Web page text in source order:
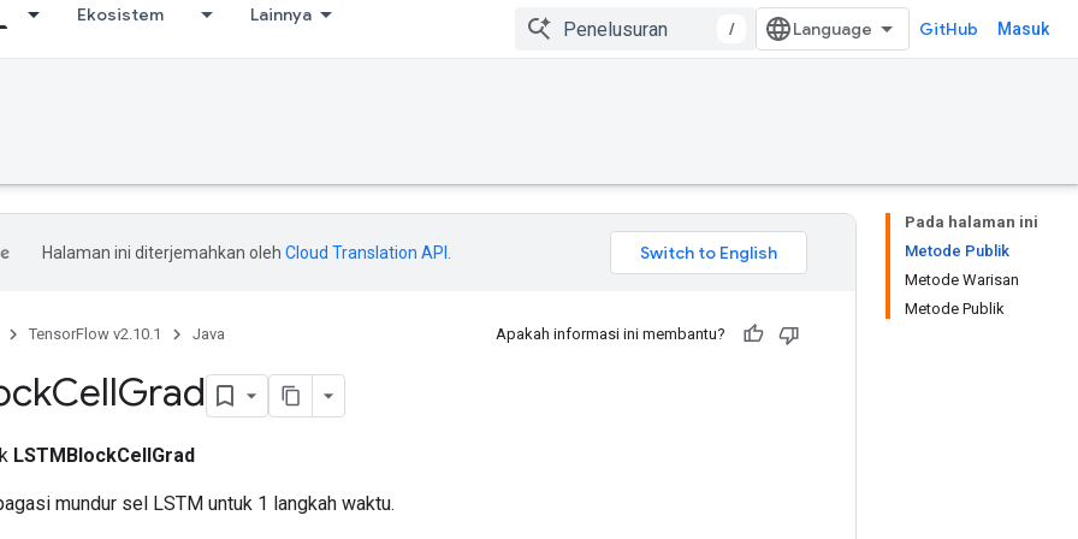
Ekosistem Lainnya
/ GitHub Masuk
Pada halaman ini
Metode Publik
Metode Warisan
Metode Publik
Halaman ini diterjemahkan oleh Cloud Translation API
TensorFlow v2.10.1 Java Apakah informasi ini membantu?
CellGrad
LSTMBlockCellGrad
mundur sel LSTM untuk 1 langkah waktu.